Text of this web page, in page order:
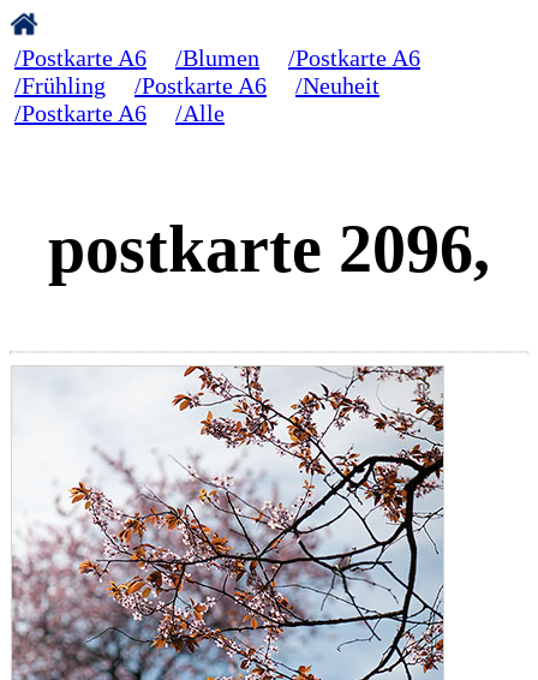
/Postkarte A6 /Blumen
/Postkarte A6
/Frühling
/Postkarte A6
/Neuheit
/Postkarte A6
/Alle
postkarte 2096,